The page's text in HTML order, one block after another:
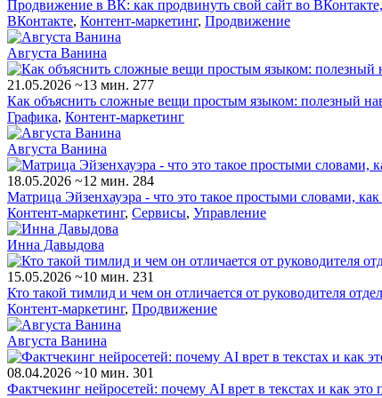
Продвижение в ВК: как продвинуть свой сайт во
ВКонтакте, Контент-маркетинг, Продвижение
Августа Ванина
21.05.2026 ~13 мин. 277
Как объяснить сложные вещи простым языком: полезный
Графика, Контент-маркетинг
Августа Ванина
18.05.2026 ~12 мин. 284
Матрица Эйзенхауэра - что это такое простыми словами,
Контент-маркетинг, Сервисы, Управление
Инна Давыдова
15.05.2026 ~10 мин. 231
Кто такой тимлид и чем он отличается от руководителя
Контент-маркетинг, Продвижение
Августа Ванина
08.04.2026 ~10 мин. 301
Фактчекинг нейросетей: почему AI врет в текстах и как это